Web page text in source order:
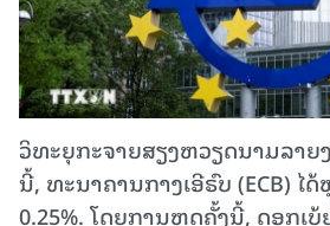
ວິທະຍຸກະຈາຍສຽງຫວຽດນາມລາຍ
ນີ້, ທະນາຄານກາງເອີຣົບ (ECB) ໄ
0.25%. ໂດຍການຫຼຸດຄັ້ງນີ້, ດອກເ